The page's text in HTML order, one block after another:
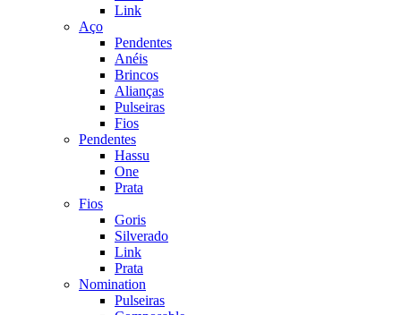
Link
Aço
Pendentes
Anéis
Brincos
Alianças
Pulseiras
Fios
Pendentes
Hassu
One
Prata
Fios
Goris
Silverado
Link
Prata
Nomination
Pulseiras